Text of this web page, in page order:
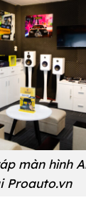
màn hình
Proauto.vn